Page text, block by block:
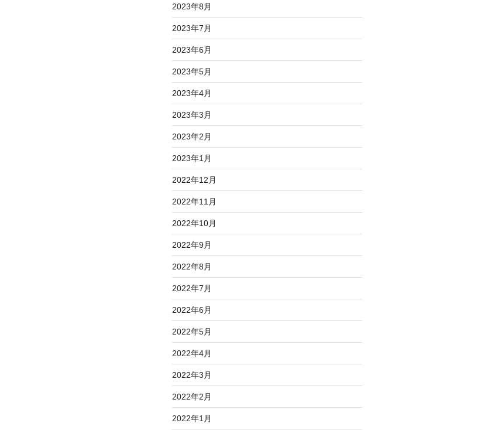
2023年8月
2023年7月
2023年6月
2023年5月
2023年4月
2023年3月
2023年2月
2023年1月
2022年12月
2022年11月
2022年10月
2022年9月
2022年8月
2022年7月
2022年6月
2022年5月
2022年4月
2022年3月
2022年2月
2022年1月